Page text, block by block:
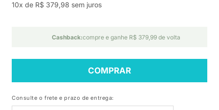
10x de R$ 379,98 sem juros
Cashback:compre e ganhe R$ 379,99 de volta
COMPRAR
Consulte o frete e prazo de entrega: